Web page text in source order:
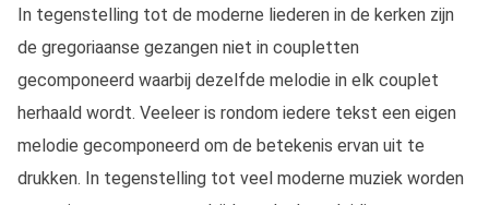
In tegenstelling tot de moderne liederen in de kerken zijn
de gregoriaanse gezangen niet in coupletten
gecomponeerd waarbij dezelfde melodie in elk couplet
herhaald wordt. Veeleer is rondom iedere tekst een eigen
melodie gecomponeerd om de betekenis ervan uit te
drukken. In tegenstelling tot veel moderne muziek worden